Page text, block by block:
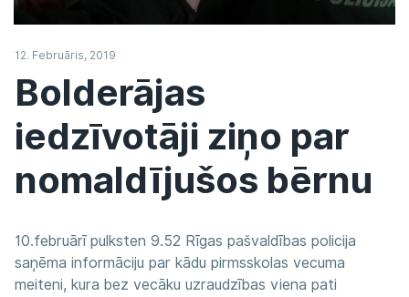
12. Februāris, 2019
Bolderājas
iedzīvotāji ziņo par
nomaldījušos bērnu
10.februārī pulksten 9.52 Rīgas pašvaldības policija
saņēma informāciju par kādu pirmsskolas vecuma
meiteni, kura bez vecāku uzraudzības viena pati